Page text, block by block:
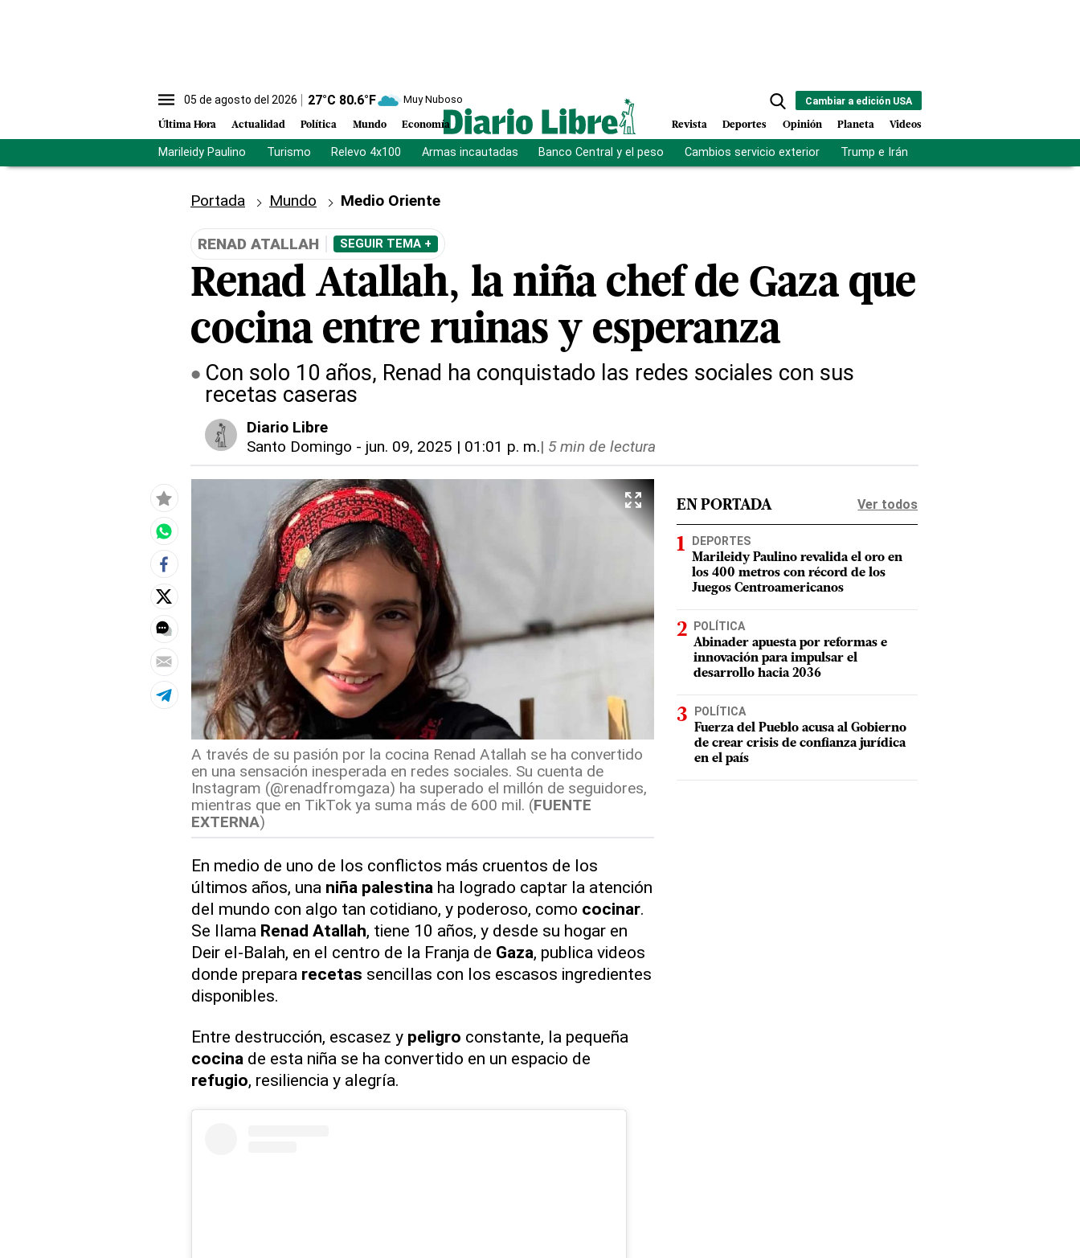
05 de agosto del 2026 27°C 80.6°F Muy Nuboso
Última Hora Actualidad Política Mundo Economía
Cambiar a edición USA
Revista Deportes Opinión Planeta Videos
Marileidy Paulino Turismo Relevo 4x100 Armas incautadas Banco Central y el peso Cambios servicio exterior Trump e Irán
Portada Mundo Medio Oriente
RENAD ATALLAH SEGUIR TEMA +
Renad Atallah, la niña chef de Gaza que
cocina entre ruinas y esperanza
Con solo 10 años, Renad ha conquistado las redes sociales con sus
recetas caseras
Diario Libre
Santo Domingo - jun. 09, 2025 | 01:01 p. m.| 5 min de lectura
A través de su pasión por la cocina Renad Atallah se ha convertido
en una sensación inesperada en redes sociales. Su cuenta de
Instagram (@renadfromgaza) ha superado el millón de seguidores,
mientras que en TikTok ya suma más de 600 mil. (FUENTE
EXTERNA)
En medio de uno de los conflictos más cruentos de los
últimos años, una niña palestina ha logrado captar la atención
del mundo con algo tan cotidiano, y poderoso, como cocinar.
Se llama Renad Atallah, tiene 10 años, y desde su hogar en
Deir el-Balah, en el centro de la Franja de Gaza, publica videos
donde prepara recetas sencillas con los escasos ingredientes
disponibles.
Entre destrucción, escasez y peligro constante, la pequeña
cocina de esta niña se ha convertido en un espacio de
refugio, resiliencia y alegría.
EN PORTADA Ver todos
DEPORTES
Marileidy Paulino revalida el oro en
los 400 metros con récord de los
Juegos Centroamericanos
POLÍTICA
Abinader apuesta por reformas e
innovación para impulsar el
desarrollo hacia 2036
POLÍTICA
Fuerza del Pueblo acusa al Gobierno
de crear crisis de confianza jurídica
en el país